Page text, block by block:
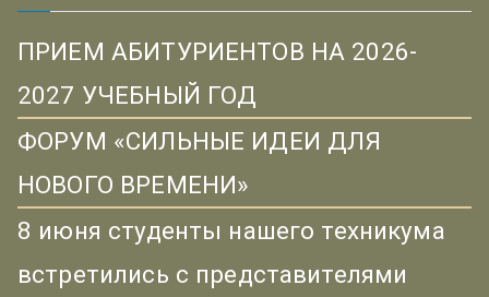
ПРИЕМ АБИТУРИЕНТОВ НА 2026-
2027 УЧЕБНЫЙ ГОД
ФОРУМ «СИЛЬНЫЕ ИДЕИ ДЛЯ
НОВОГО ВРЕМЕНИ»
8 июня студенты нашего техникума
встретились с представителями